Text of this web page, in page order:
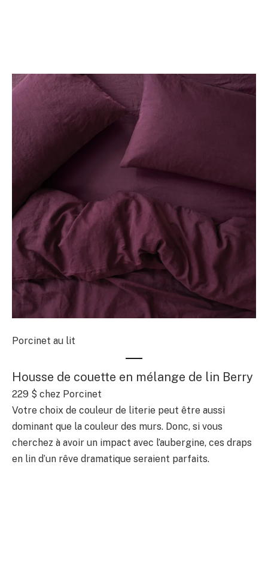
Porcinet au lit
Housse de couette en mélange de lin Berry
229 $ chez Porcinet
Votre choix de couleur de literie peut être aussi
dominant que la couleur des murs. Donc, si vous
cherchez à avoir un impact avec l’aubergine, ces draps
en lin d’un rêve dramatique seraient parfaits.